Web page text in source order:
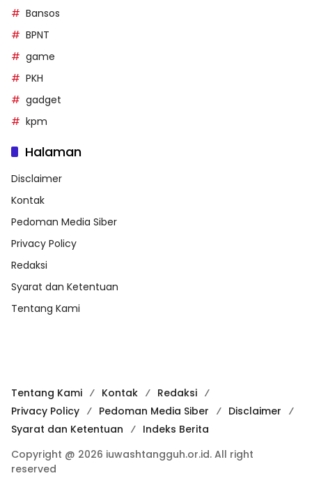
Bansos
BPNT
game
PKH
gadget
kpm
Halaman
Disclaimer
Kontak
Pedoman Media Siber
Privacy Policy
Redaksi
Syarat dan Ketentuan
Tentang Kami
Tentang Kami Kontak
Redaksi
Privacy Policy
Pedoman Media Siber
Disclaimer
Syarat dan Ketentuan
Indeks Berita
Copyright @ 2026 iuwashtangguh.or.id. All right
reserved